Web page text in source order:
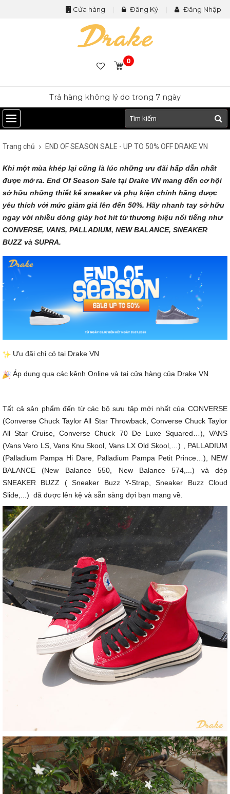
Cửa hàng Đăng Ký Đăng Nhập
0
Trả hàng không lý do trong 7 ngày
Trang chủ END OF SEASON SALE - UP TO 50% OFF DRAKE VN
Khi một mùa khép lại cũng là lúc những ưu đãi hấp dẫn nhất
được mở ra. End Of Season Sale tại Drake VN mang đến cơ hội
sở hữu những thiết kế sneaker và phụ kiện chính hãng được
yêu thích với mức giảm giá lên đến 50%. Hãy nhanh tay sở hữu
ngay với nhiều dòng giày hot hit từ thương hiệu nổi tiếng như
CONVERSE, VANS, PALLADIUM, NEW BALANCE, SNEAKER
BUZZ và SUPRA.
Ưu đãi chỉ có tại Drake VN
Áp dụng qua các kênh Online và tại cửa hàng của Drake VN
Tất cả sản phẩm đến từ các bộ sưu tập mới nhất của CONVERSE
(Converse Chuck Taylor All Star Throwback, Converse Chuck Taylor
All Star Cruise, Converse Chuck 70 De Luxe Squared…), VANS
(Vans Vero LS, Vans Knu Skool, Vans LX Old Skool,…) , PALLADIUM
(Palladium Pampa Hi Dare, Palladium Pampa Petit Prince…), NEW
BALANCE (New Balance 550, New Balance 574,...) và dép
SNEAKER BUZZ ( Sneaker Buzz Y-Strap, Sneaker Buzz Cloud
Slide,...) đã được lên kệ và sẵn sàng đợi bạn mang về.